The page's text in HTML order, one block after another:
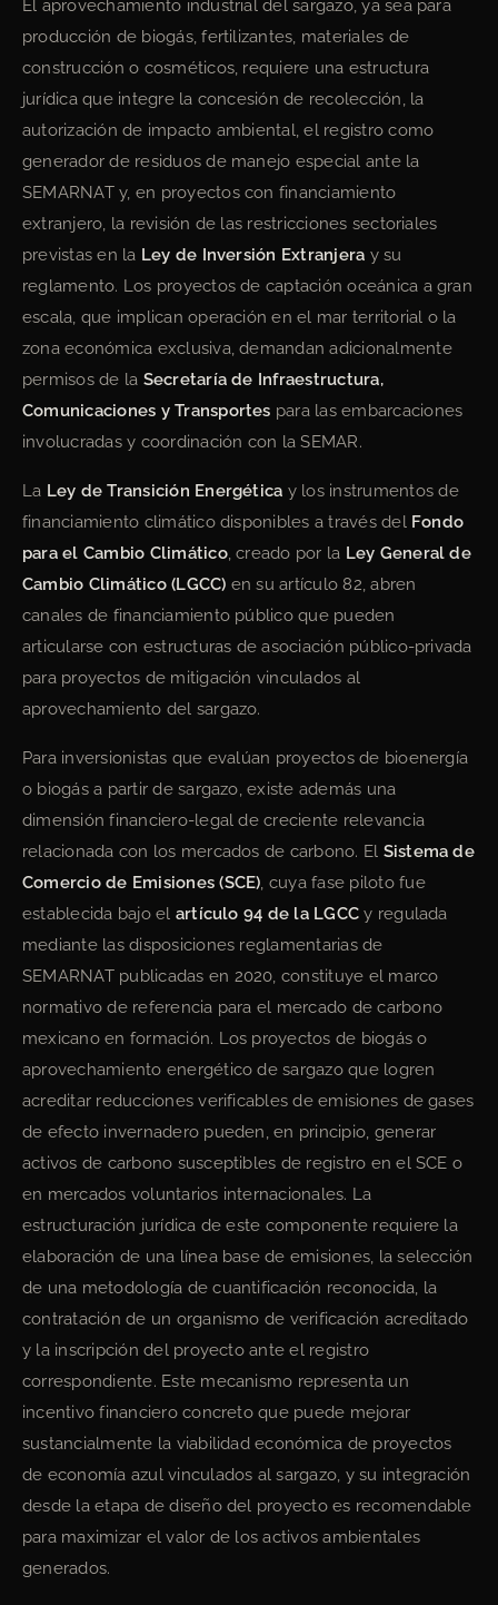
El aprovechamiento industrial del sargazo, ya sea para
producción de biogás, fertilizantes, materiales de
construcción o cosméticos, requiere una estructura
jurídica que integre la concesión de recolección, la
autorización de impacto ambiental, el registro como
generador de residuos de manejo especial ante la
SEMARNAT y, en proyectos con financiamiento
extranjero, la revisión de las restricciones sectoriales
previstas en la Ley de Inversión Extranjera y su
reglamento. Los proyectos de captación oceánica a gran
escala, que implican operación en el mar territorial o la
zona económica exclusiva, demandan adicionalmente
permisos de la Secretaría de Infraestructura,
Comunicaciones y Transportes para las embarcaciones
involucradas y coordinación con la SEMAR.
La Ley de Transición Energética y los instrumentos de
financiamiento climático disponibles a través del Fondo
para el Cambio Climático, creado por la Ley General de
Cambio Climático (LGCC) en su artículo 82, abren
canales de financiamiento público que pueden
articularse con estructuras de asociación público-privada
para proyectos de mitigación vinculados al
aprovechamiento del sargazo.
Para inversionistas que evalúan proyectos de bioenergía
o biogás a partir de sargazo, existe además una
dimensión financiero-legal de creciente relevancia
relacionada con los mercados de carbono. El Sistema de
Comercio de Emisiones (SCE), cuya fase piloto fue
establecida bajo el artículo 94 de la LGCC y regulada
mediante las disposiciones reglamentarias de
SEMARNAT publicadas en 2020, constituye el marco
normativo de referencia para el mercado de carbono
mexicano en formación. Los proyectos de biogás o
aprovechamiento energético de sargazo que logren
acreditar reducciones verificables de emisiones de gases
de efecto invernadero pueden, en principio, generar
activos de carbono susceptibles de registro en el SCE o
en mercados voluntarios internacionales. La
estructuración jurídica de este componente requiere la
elaboración de una línea base de emisiones, la selección
de una metodología de cuantificación reconocida, la
contratación de un organismo de verificación acreditado
y la inscripción del proyecto ante el registro
correspondiente. Este mecanismo representa un
incentivo financiero concreto que puede mejorar
sustancialmente la viabilidad económica de proyectos
de economía azul vinculados al sargazo, y su integración
desde la etapa de diseño del proyecto es recomendable
para maximizar el valor de los activos ambientales
generados.